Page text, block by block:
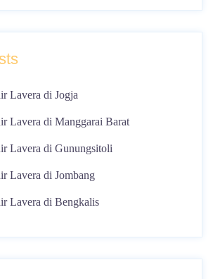
Lavera di Jogja
Lavera di Manggarai Barat
Lavera di Gunungsitoli
Lavera di Jombang
Lavera di Bengkalis